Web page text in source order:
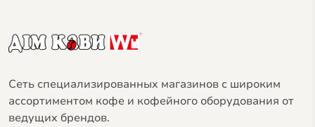
Сеть специализированных магазинов с широким
ассортиментом кофе и кофейного оборудования от
ведущих брендов.